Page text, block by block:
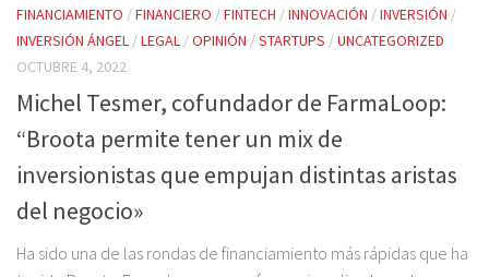
FINANCIAMIENTO /FINANCIERO /FINTECH /INNOVACIÓN /INVERSIÓN /
INVERSIÓN ÁNGEL /LEGAL /OPINIÓN /STARTUPS /UNCATEGORIZED
OCTUBRE 4, 2022
Michel Tesmer, cofundador de FarmaLoop:
“Broota permite tener un mix de
inversionistas que empujan distintas aristas
del negocio»
Ha sido una de las rondas de financiamiento más rápidas que ha